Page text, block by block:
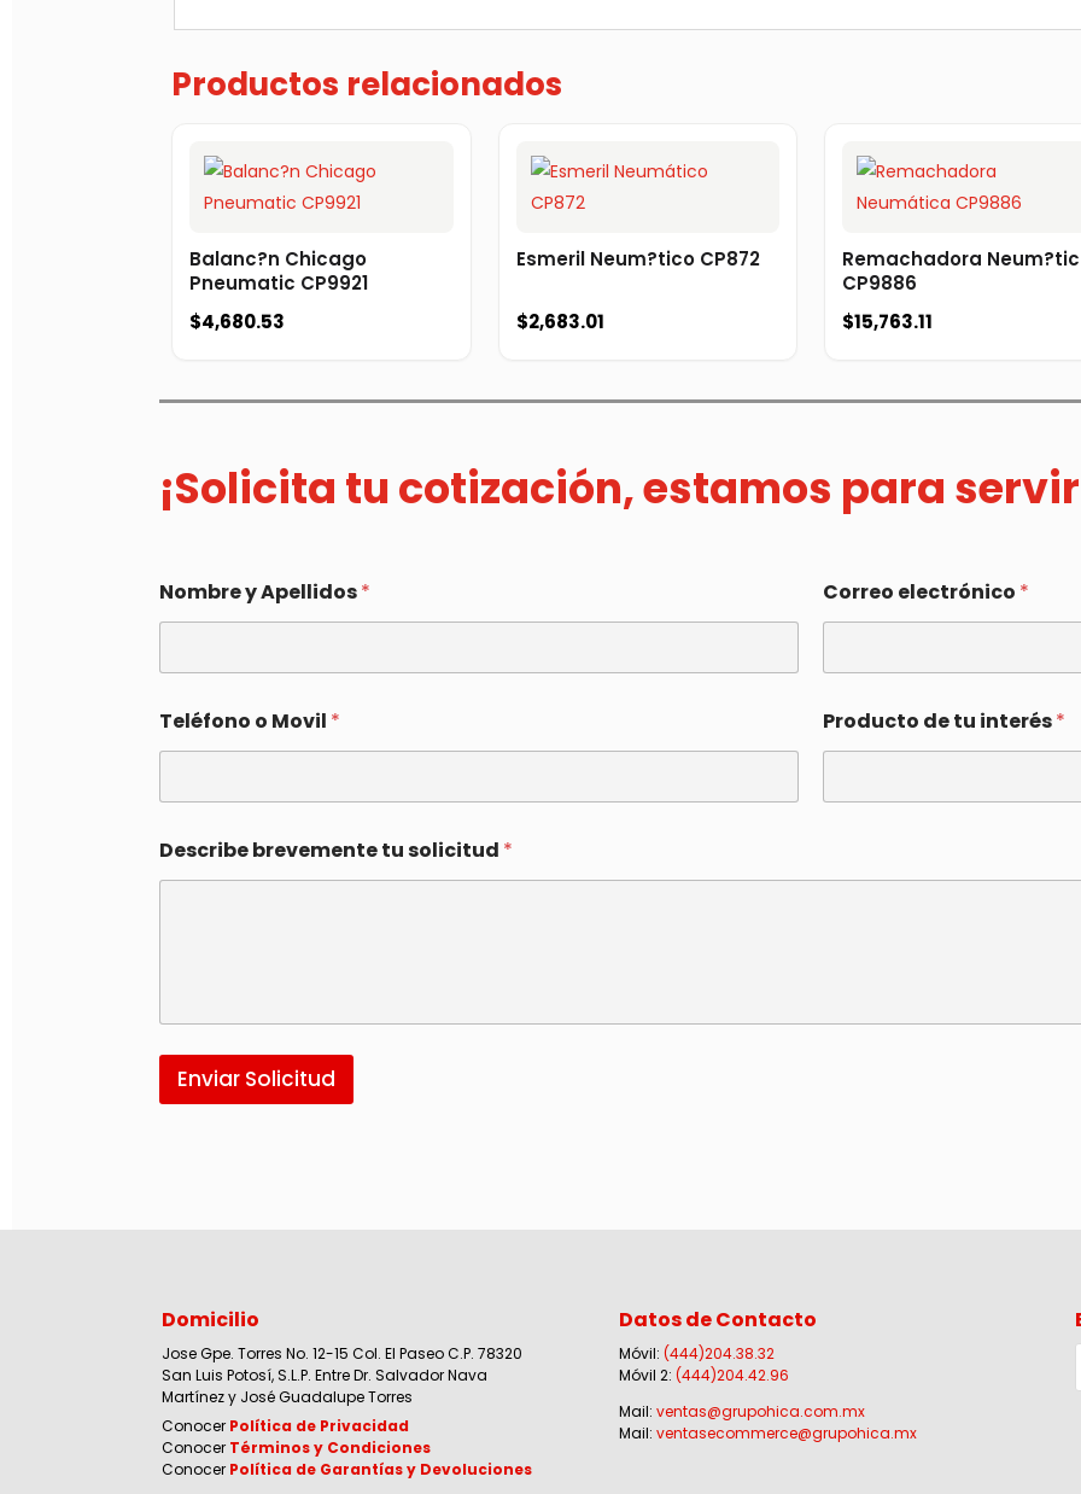
Productos relacionados
Balanc?n Chicago
Pneumatic CP9921
$4,680.53
Esmeril Neum?tico CP872
$2,683.01
Remachadora
CP9886
$15,763.11
¡Solicita tu cotización, estamos para
Nombre y Apellidos* Correo electrónico *
Teléfono o Movil * Producto de tu interés*
Describe brevemente tu solicitud *
Enviar Solicitud
Domicilio
Jose Gpe. Torres No. 12-15 Col. El Paseo C.P. 78320
San Luis Potosí, S.L.P. Entre Dr. Salvador Nava
Martínez y José Guadalupe Torres
Conocer Política de Privacidad
Conocer Términos y Condiciones
Conocer Política de Garantías y Devoluciones
Datos de Contacto
Móvil: (444)204.38.32
Móvil 2: (444)204.42.96
Mail: ventas@grupohica.com.mx
Mail: ventasecommerce@grupohica.mx